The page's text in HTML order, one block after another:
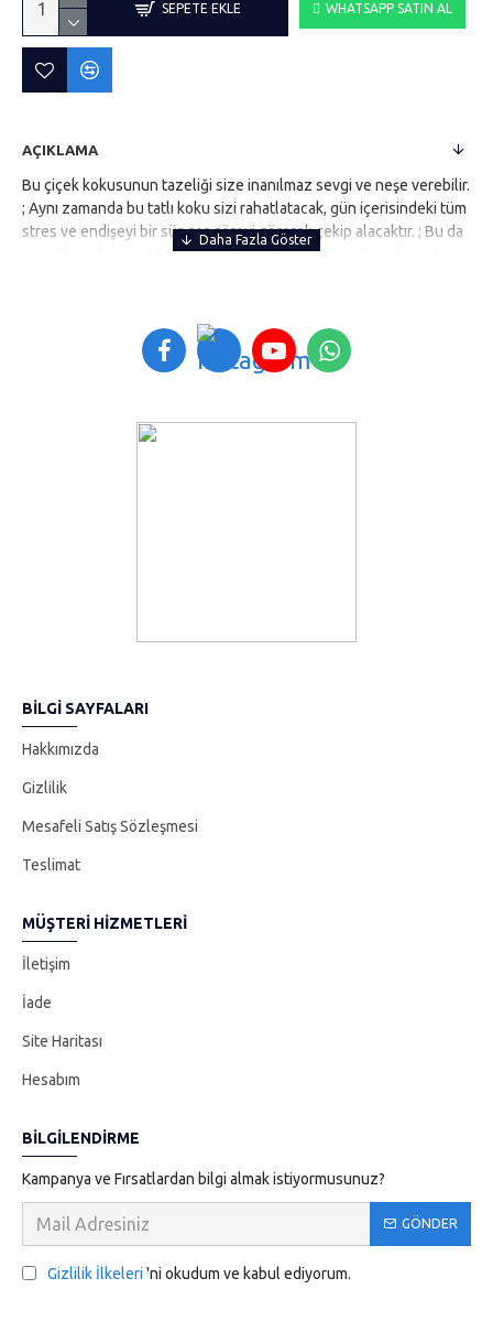
SEPETE EKLE WHATSAPP SATIN AL
AÇIKLAMA
Bu çiçek kokusunun tazeliği size inanılmaz sevgi ve neşe verebilir.
; Aynı zamanda bu tatlı koku sizi rahatlatacak, gün içerisindeki tüm
stres ve endişeyi bir sünger görevi görerek çekip alacaktır. ; Bu da
sizi daha sakin ve daha anlayışlı bir insan haline getirecektir. ; Yani
Elegance vip Perfume bu eşsiz ve özgün oda kokusuyla evinizde
rahat ve tertemiz bir nefes almanızı sağlıyacak, tüm bu
özellikleriyle günlük yaşamınıza özel bir dokunuş sergileyecektir. ;
BILGI SAYFALARI
Hakkımızda
Gizlilik
Mesafeli Satış Sözleşmesi
Teslimat
MÜŞTERI HIZMETLERI
İletişim
İade
Site Haritası
Hesabım
BILGILENDIRME
Kampanya ve Fırsatlardan bilgi almak istiyormusunuz?
GÖNDER
Gizlilik İlkeleri 'ni okudum ve kabul ediyorum.